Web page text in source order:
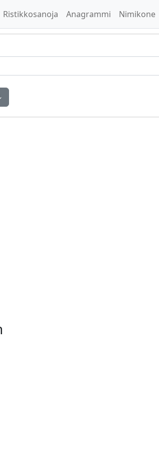
Ristikkosanoja Anagrammi Nimikone